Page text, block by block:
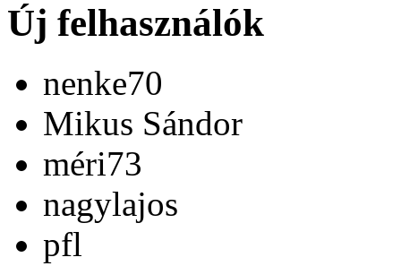
Új felhasználók
nenke70
Mikus Sándor
méri73
nagylajos
pfl